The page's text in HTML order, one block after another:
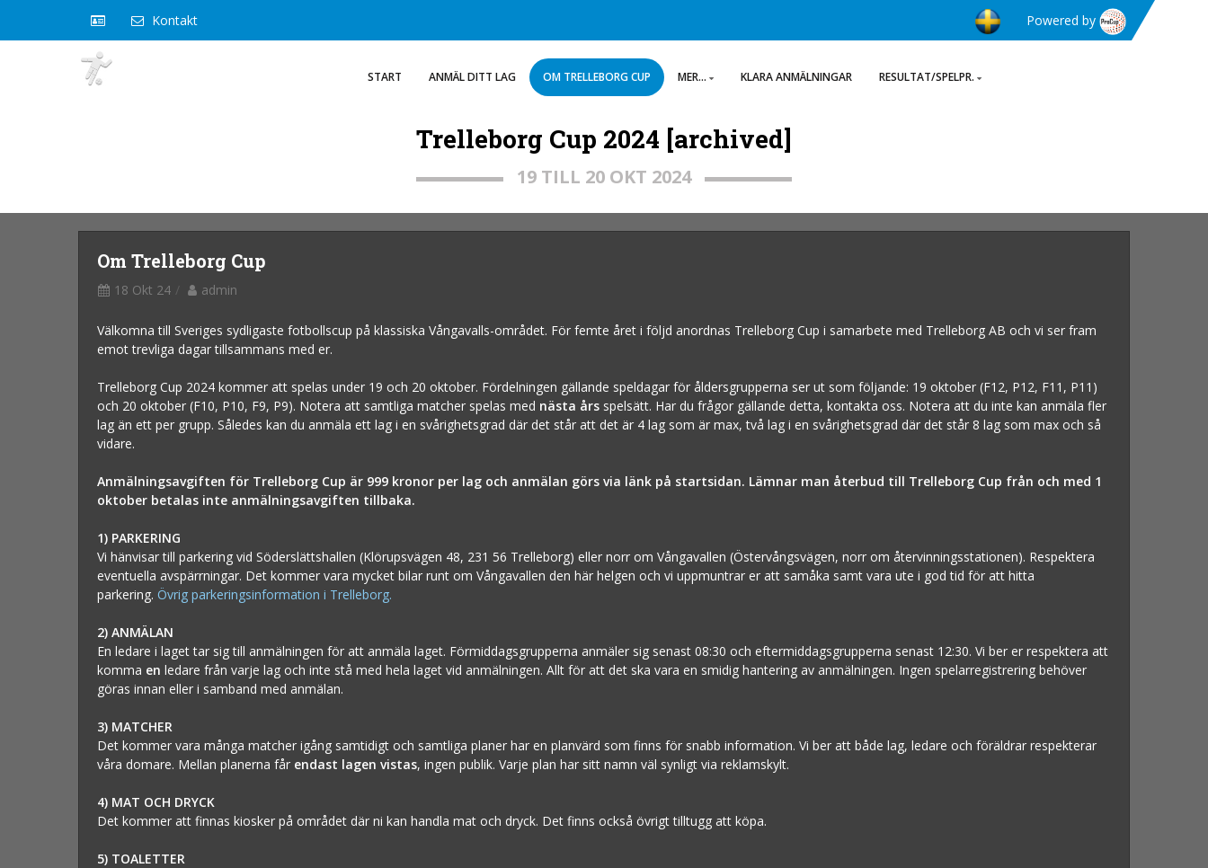
Kontakt Powered by
START ANMÄL DITT LAG OM TRELLEBORG CUP MER... KLARA ANMÄLNINGAR RESULTAT/SPELPR.
Trelleborg Cup 2024 [archived]
19 TILL 20 OKT 2024
Om Trelleborg Cup
18 Okt 24 admin
Välkomna till Sveriges sydligaste fotbollscup på klassiska Vångavalls-området. För femte året i följd anordnas Trelleborg Cup i samarbete med Trelleborg AB och vi ser fram
emot trevliga dagar tillsammans med er.
Trelleborg Cup 2024 kommer att spelas under 19 och 20 oktober. Fördelningen gällande speldagar för åldersgrupperna ser ut som följande: 19 oktober (F12, P12, F11, P11)
och 20 oktober (F10, P10, F9, P9). Notera att samtliga matcher spelas med nästa års spelsätt. Har du frågor gällande detta, kontakta oss. Notera att du inte kan anmäla fler
lag än ett per grupp. Således kan du anmäla ett lag i en svårighetsgrad där det står att det är 4 lag som är max, två lag i en svårighetsgrad där det står 8 lag som max och så
vidare.
Anmälningsavgiften för Trelleborg Cup är 999 kronor per lag och anmälan görs via länk på startsidan. Lämnar man återbud till Trelleborg Cup från och med 1
oktober betalas inte anmälningsavgiften tillbaka.
1) PARKERING
Vi hänvisar till parkering vid Söderslättshallen (Klörupsvägen 48, 231 56 Trelleborg) eller norr om Vångavallen (Östervångsvägen, norr om återvinningsstationen). Respektera
eventuella avspärrningar. Det kommer vara mycket bilar runt om Vångavallen den här helgen och vi uppmuntrar er att samåka samt vara ute i god tid för att hitta
parkering. Övrig parkeringsinformation i Trelleborg.
2) ANMÄLAN
En ledare i laget tar sig till anmälningen för att anmäla laget. Förmiddagsgrupperna anmäler sig senast 08:30 och eftermiddagsgrupperna senast 12:30. Vi ber er respektera att
komma en ledare från varje lag och inte stå med hela laget vid anmälningen. Allt för att det ska vara en smidig hantering av anmälningen. Ingen spelarregistrering behöver
göras innan eller i samband med anmälan.
3) MATCHER
Det kommer vara många matcher igång samtidigt och samtliga planer har en planvärd som finns för snabb information. Vi ber att både lag, ledare och föräldrar respekterar
våra domare. Mellan planerna får endast lagen vistas, ingen publik. Varje plan har sitt namn väl synligt via reklamskylt.
4) MAT OCH DRYCK
Det kommer att finnas kiosker på området där ni kan handla mat och dryck. Det finns också övrigt tilltugg att köpa.
5) TOALETTER